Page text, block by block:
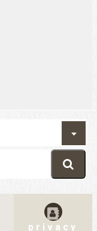
privacy